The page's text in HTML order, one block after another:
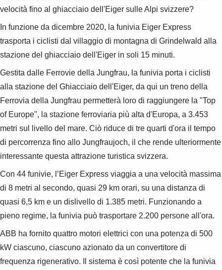
velocità fino al ghiacciaio dell'Eiger sulle Alpi svizzere?
In funzione da dicembre 2020, la funivia Eiger Express
trasporta i ciclisti dal villaggio di montagna di Grindelwald alla
stazione del ghiacciaio dell'Eiger in soli 15 minuti.
Gestita dalle Ferrovie della Jungfrau, la funivia porta i ciclisti
alla stazione del Ghiacciaio dell'Eiger, da qui un treno della
Ferrovia della Jungfrau permetterà loro di raggiungere la "Top
of Europe", la stazione ferroviaria più alta d'Europa, a 3.453
metri sul livello del mare. Ciò riduce di tre quarti d'ora il tempo
di percorrenza fino allo Jungfraujoch, il che rende ulteriormente
interessante questa attrazione turistica svizzera.
Con 44 funivie, l’Eiger Express viaggia a una velocità massima
di 8 metri al secondo, quasi 29 km orari, su una distanza di
quasi 6,5 km e un dislivello di 1.385 metri. Funzionando a
pieno regime, la funivia può trasportare 2.200 persone all'ora.
ABB ha fornito quattro motori elettrici con una potenza di 500
kW ciascuno, ciascuno azionato da un convertitore di
frequenza rigenerativo. Il sistema è così potente che la funivia